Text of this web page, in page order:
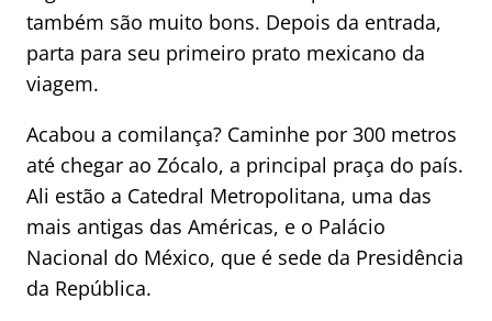
também são muito bons. Depois da entrada,
parta para seu primeiro prato mexicano da
viagem.
Acabou a comilança? Caminhe por 300 metros
até chegar ao Zócalo, a principal praça do país.
Ali estão a Catedral Metropolitana, uma das
mais antigas das Américas, e o Palácio
Nacional do México, que é sede da Presidência
da República.